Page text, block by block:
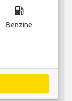
local_gas_station
Benzine